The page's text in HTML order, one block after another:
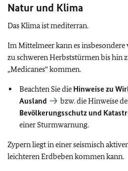
Natur und Klima
Das Klima ist mediterran.
Im Mittelmeer kann es
zu schweren Herbststürmen bis hin
„Medicanes“ kommen.
Beachten Sie die Hinweise zu
Ausland
bzw. die Hinweise
Bevölkerungsschutz und
einer Sturmwarnung.
Zypern liegt in einer seismisch
leichteren Erdbeben kommen kann.